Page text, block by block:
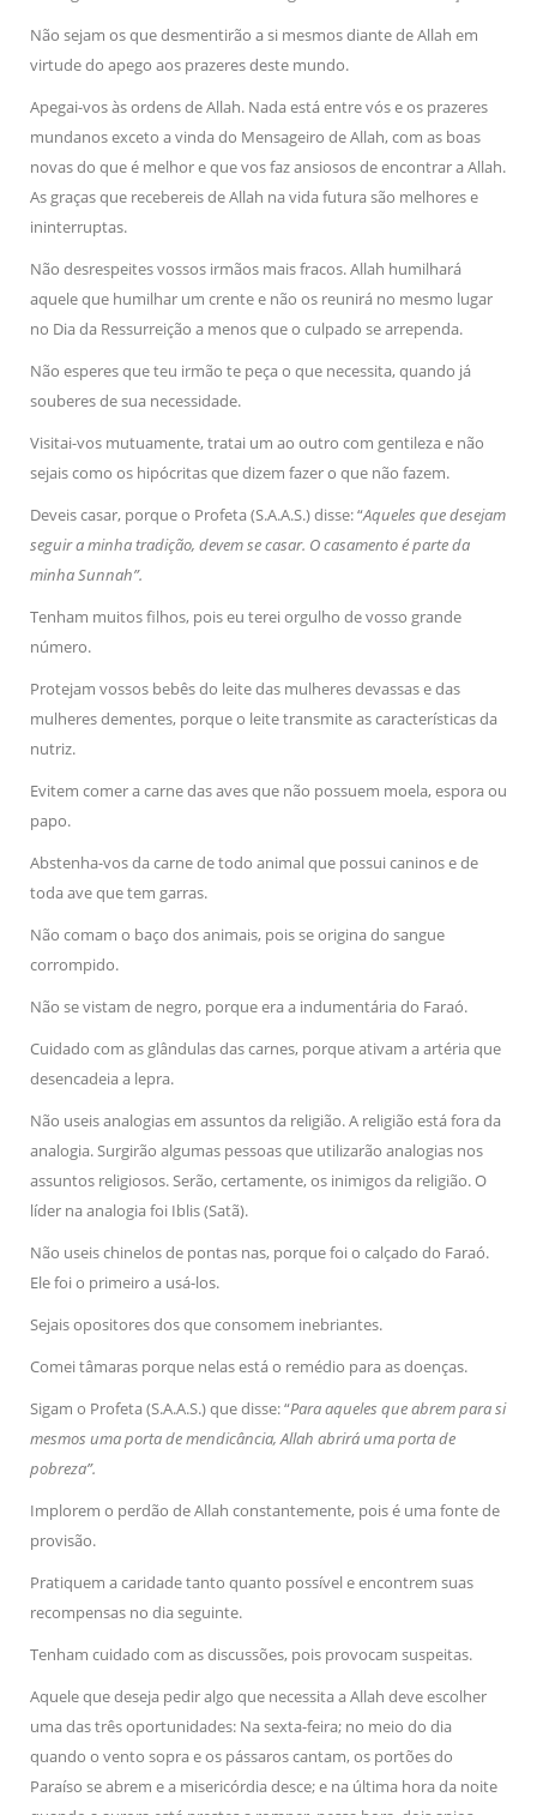
Não sejam os que desmentirão a si mesmos diante de Allah em
virtude do apego aos prazeres deste mundo.
Apegai-vos às ordens de Allah. Nada está entre vós e os prazeres
mundanos exceto a vinda do Mensageiro de Allah, com as boas
novas do que é melhor e que vos faz ansiosos de encontrar a Allah.
As graças que recebereis de Allah na vida futura são melhores e
ininterruptas.
Não desrespeites vossos irmãos mais fracos. Allah humilhará
aquele que humilhar um crente e não os reunirá no mesmo lugar
no Dia da Ressurreição a menos que o culpado se arrependa.
Não esperes que teu irmão te peça o que necessita, quando já
souberes de sua necessidade.
Visitai-vos mutuamente, tratai um ao outro com gentileza e não
sejais como os hipócritas que dizem fazer o que não fazem.
Deveis casar, porque o Profeta (S.A.A.S.) disse: “Aqueles que desejam
seguir a minha tradição, devem se casar. O casamento é parte da
minha Sunnah”.
Tenham muitos filhos, pois eu terei orgulho de vosso grande
número.
Protejam vossos bebês do leite das mulheres devassas e das
mulheres dementes, porque o leite transmite as características da
nutriz.
Evitem comer a carne das aves que não possuem moela, espora ou
papo.
Abstenha-vos da carne de todo animal que possui caninos e de
toda ave que tem garras.
Não comam o baço dos animais, pois se origina do sangue
corrompido.
Não se vistam de negro, porque era a indumentária do Faraó.
Cuidado com as glândulas das carnes, porque ativam a artéria que
desencadeia a lepra.
Não useis analogias em assuntos da religião. A religião está fora da
analogia. Surgirão algumas pessoas que utilizarão analogias nos
assuntos religiosos. Serão, certamente, os inimigos da religião. O
líder na analogia foi Iblis (Satã).
Não useis chinelos de pontas nas, porque foi o calçado do Faraó.
Ele foi o primeiro a usá-los.
Sejais opositores dos que consomem inebriantes.
Comei tâmaras porque nelas está o remédio para as doenças.
Sigam o Profeta (S.A.A.S.) que disse: “Para aqueles que abrem para si
mesmos uma porta de mendicância, Allah abrirá uma porta de
pobreza”.
Implorem o perdão de Allah constantemente, pois é uma fonte de
provisão.
Pratiquem a caridade tanto quanto possível e encontrem suas
recompensas no dia seguinte.
Tenham cuidado com as discussões, pois provocam suspeitas.
Aquele que deseja pedir algo que necessita a Allah deve escolher
uma das três oportunidades: Na sexta-feira; no meio do dia
quando o vento sopra e os pássaros cantam, os portões do
Paraíso se abrem e a misericórdia desce; e na última hora da noite